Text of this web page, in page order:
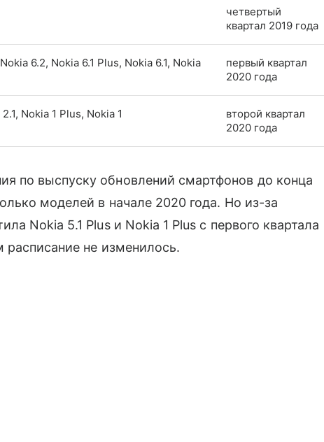
четвертый
квартал 2019 года
6.2, Nokia 6.1 Plus, Nokia 6.1, Nokia
первый квартал
2020 года
Nokia 1 Plus, Nokia 1
второй квартал
2020 года
по выспуску обновлений смартфонов до конца
моделей в начале 2020 года. Но из-за
Nokia 5.1 Plus и Nokia 1 Plus с первого квартала
расписание не изменилось.